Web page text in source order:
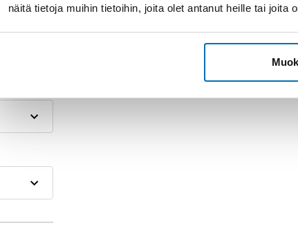
näitä tietoja muihin tietoihin, joita olet antanut heille tai joita